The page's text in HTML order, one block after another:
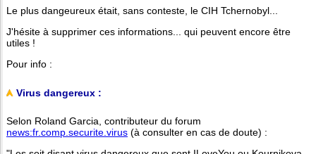
Le plus dangeureux était, sans conteste, le CIH Tchernobyl...
J'hésite à supprimer ces informations... qui peuvent encore être
utiles !
Pour info :
Virus dangereux :
Selon Roland Garcia, contributeur du forum
news:fr.comp.securite.virus (à consulter en cas de doute) :